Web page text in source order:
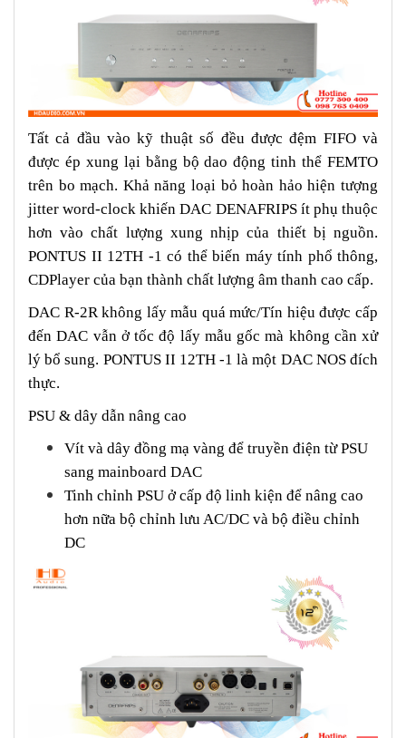
Tất cả đầu vào kỹ thuật số đều được đệm FIFO và
được ép xung lại bằng bộ dao động tinh thể FEMTO
trên bo mạch. Khả năng loại bỏ hoàn hảo hiện tượng
jitter word-clock khiến DAC DENAFRIPS ít phụ thuộc
hơn vào chất lượng xung nhịp của thiết bị nguồn.
PONTUS II 12TH -1 có thể biến máy tính phổ thông,
CDPlayer của bạn thành chất lượng âm thanh cao cấp.
DAC R-2R không lấy mẫu quá mức/Tín hiệu được cấp
đến DAC vẫn ở tốc độ lấy mẫu gốc mà không cần xử
lý bổ sung. PONTUS II 12TH -1 là một DAC NOS đích
thực.
PSU & dây dẫn nâng cao
Vít và dây đồng mạ vàng để truyền điện từ PSU
sang mainboard DAC
Tinh chỉnh PSU ở cấp độ linh kiện để nâng cao
hơn nữa bộ chỉnh lưu AC/DC và bộ điều chỉnh
DC